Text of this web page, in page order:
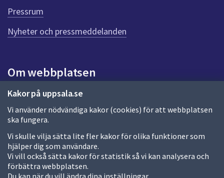
Kakor på uppsala.se
Vi använder nödvändiga kakor (cookies) för att webbplatsen
ska fungera.
Vi skulle vilja sätta lite fler kakor för olika funktioner som
hjälper dig som användare.
Vi vill också sätta kakor för statistik så vi kan analysera och
förbättra webbplatsen.
Du kan när du vill ändra dina inställningar.
e
n
n
a
d
a
Pressrum
Nyheter och pressmeddelanden
Om webbplatsen
Om webbplatsen
Allmänna handlingar och diarium
Behandling av personuppgifter
Kakor
Språk (other languages)